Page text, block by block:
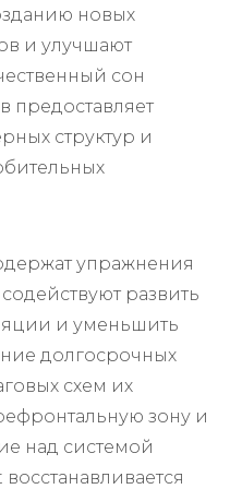
новых
и улучшают
сон
предоставляет
структур и
упражнения
развить
и уменьшить
долгосрочных
схем их
зону и
над системой